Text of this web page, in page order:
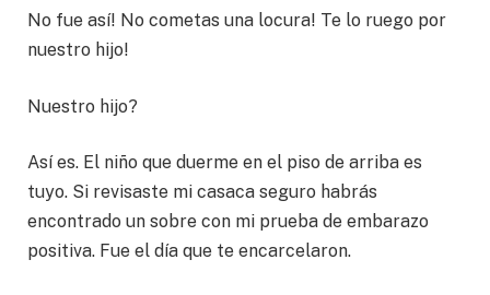
No fue así! No cometas una locura! Te lo ruego por
nuestro hijo!
Nuestro hijo?
Así es. El niño que duerme en el piso de arriba es
tuyo. Si revisaste mi casaca seguro habrás
encontrado un sobre con mi prueba de embarazo
positiva. Fue el día que te encarcelaron.